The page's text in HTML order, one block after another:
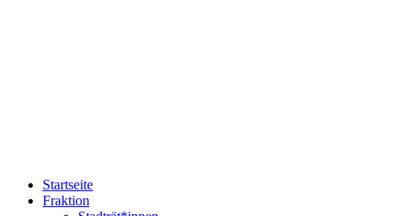
Startseite
Fraktion